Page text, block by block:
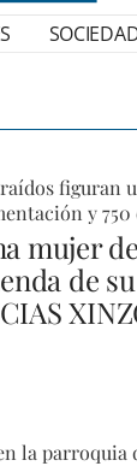
figuran
y
mujer
de
la parroquia